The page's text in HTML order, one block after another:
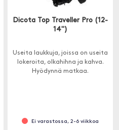
Dicota Top Traveller Pro (12-
14")
Useita laukkuja, joissa on useita
lokeroita, olkahihna ja kahva.
Hyödynnä matkaa.
Ei varastossa, 2-6 viikkoa